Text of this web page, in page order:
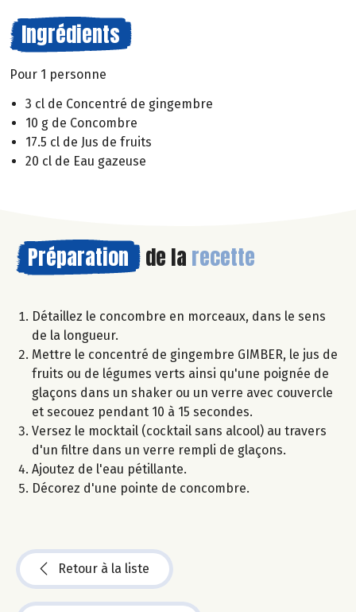
Ingrédients
Pour 1 personne
3 cl de Concentré de gingembre
10 g de Concombre
17.5 cl de Jus de fruits
20 cl de Eau gazeuse
Préparation de la recette
Détaillez le concombre en morceaux, dans le sens
de la longueur.
Mettre le concentré de gingembre GIMBER, le jus de
fruits ou de légumes verts ainsi qu'une poignée de
glaçons dans un shaker ou un verre avec couvercle
et secouez pendant 10 à 15 secondes.
Versez le mocktail (cocktail sans alcool) au travers
d'un filtre dans un verre rempli de glaçons.
Ajoutez de l'eau pétillante.
Décorez d'une pointe de concombre.
Retour à la liste